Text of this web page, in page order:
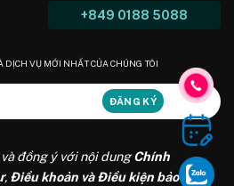
+849 0188 5088
DỊCH VỤ MỚI NHẤT CỦA CHÚNG TÔI
đồng ý với nội dungChính
, Điều khoản và Điều kiện bảo